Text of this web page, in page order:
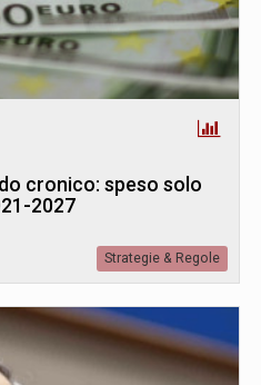
cronico: speso solo
2027
Strategie & Regole